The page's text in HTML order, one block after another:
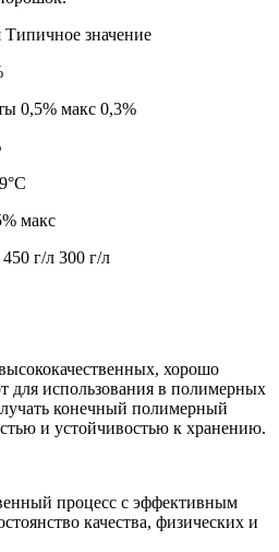
значение
0,5% макс 0,3%
макс
г/л 300 г/л
хорошо
использования в полимерных
конечный полимерный
и устойчивостью к хранению.
процесс с эффективным
качества, физических и